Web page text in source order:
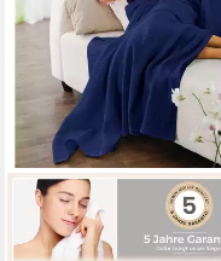
ERWIN MÜLLER
Wohndecke Sommerdecke
"Siena"